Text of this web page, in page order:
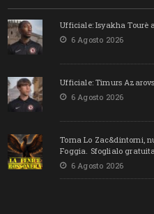
Ufficiale: Isyakha Tourè
6 Agosto 2026
Ufficiale: Timurs
6 Agosto 2026
Torna Lo Zac&dintorni,
Foggia. Sfoglialo
6 Agosto 2026